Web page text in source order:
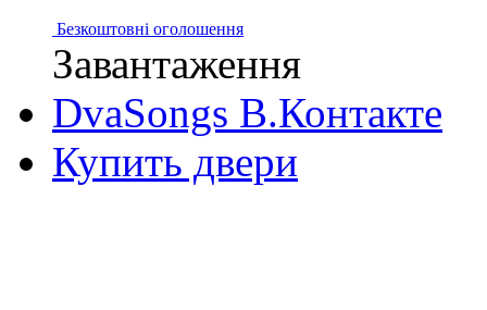
Безкоштовні оголошення
Завантаження
DvaSongs В.Контакте
Купить двери